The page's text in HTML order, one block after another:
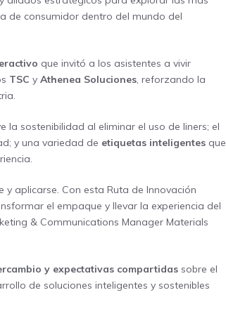
de consumidor dentro del mundo del
que invitó a los asistentes a vivir
TSC y Athenea Soluciones, reforzando la
la sostenibilidad al eliminar el uso de liners; el
y una variedad de etiquetas inteligentes que
y aplicarse. Con esta Ruta de Innovación
el empaque y llevar la experiencia del
& Communications Manager Materials
y expectativas compartidas sobre el
de soluciones inteligentes y sostenibles